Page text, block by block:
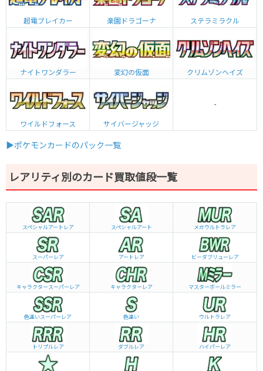
超電ブレイカー 楽園ドラゴーナ ステラミラクル
ナイトワンダラー 変幻の仮面 クリムゾンヘイズ
ワイルドフォース サイバージャッジ
-
▶ポケモンカードのパック一覧
レアリティ別のカード買取値段一覧
スペシャルアートレア スペシャルアート メガウルトラレア
スーパーレア アートレア ビーダブリュー レア
キャラクタースーパーレア キャラクターレア マスターボールミラー
色違いスーパーレア 色違い ウルトラレア
トリプルレア ダブルレア ハイパーレア